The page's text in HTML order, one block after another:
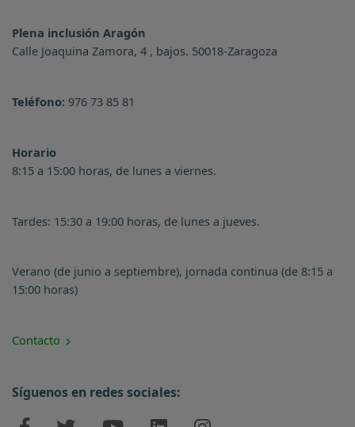
Plena inclusión Aragón
Calle Joaquina Zamora, 4 , bajos. 50018-Zaragoza
Teléfono: 976 73 85 81
Horario
8:15 a 15:00 horas, de lunes a viernes.
Tardes: 15:30 a 19:00 horas, de lunes a jueves.
Verano (de junio a septiembre), jornada continua (de 8:15 a
15:00 horas)
Contacto
Síguenos en redes sociales: